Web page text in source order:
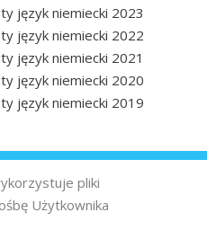
język niemiecki 2023
język niemiecki 2022
język niemiecki 2021
język niemiecki 2020
język niemiecki 2019
pliki
Użytkownika